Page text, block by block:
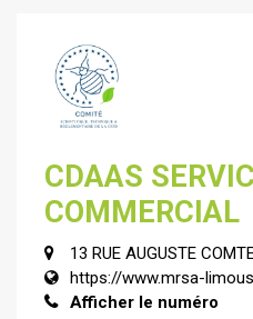
CDAAS
COMMERCIAL
13 RUE AUGUSTE
https://www.mrsa-
Afficher le numéro